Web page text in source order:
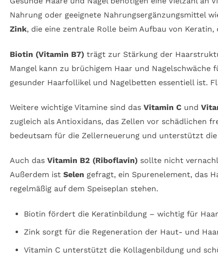
Nahrung oder geeignete Nahrungsergänzungsmittel
Zink, die eine zentrale Rolle beim Aufbau von
Biotin (Vitamin B7) trägt zur Stärkung der
Mangel kann zu brüchigem Haar und Nagelschwäche
gesunder Haarfollikel und Nagelbetten essentiell ist.
Weitere wichtige Vitamine sind das Vitamin C und
zugleich als Antioxidans, das Zellen vor schädlichen
bedeutsam für die Zellerneuerung und unterstützt
Auch das Vitamin B2 (Riboflavin) sollte nicht
Außerdem ist Selen gefragt, ein Spurenelement, das
regelmäßig auf dem Speiseplan stehen.
Biotin fördert die Keratinbildung – wichtig für
Zink sorgt für die Regeneration der Haut- und
Vitamin C unterstützt die Kollagenbildung und